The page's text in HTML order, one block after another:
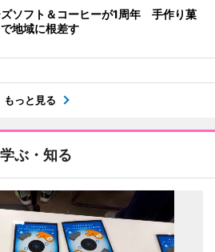
ソフト＆コーヒーが1周年 手作り菓
地域に根差す
もっと見る
学ぶ・知る